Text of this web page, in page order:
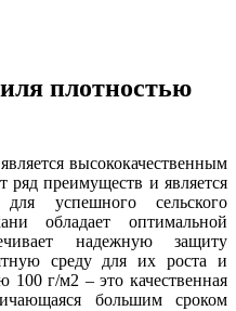
плотностью
высококачественным
ряд преимуществ и является
успешного сельского
обладает оптимальной
надежную защиту
среду для их роста и
100 г/м2 – это качественная
большим сроком